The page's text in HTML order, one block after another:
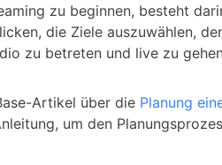
zu beginnen, besteht
die Ziele auszuwählen,
zu betreten und live zu
Artikel über die Planung
um den